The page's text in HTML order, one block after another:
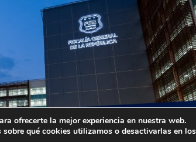
ofrecerte la mejor experiencia en nuestra web.
sobre qué cookies utilizamos o desactivarlas en